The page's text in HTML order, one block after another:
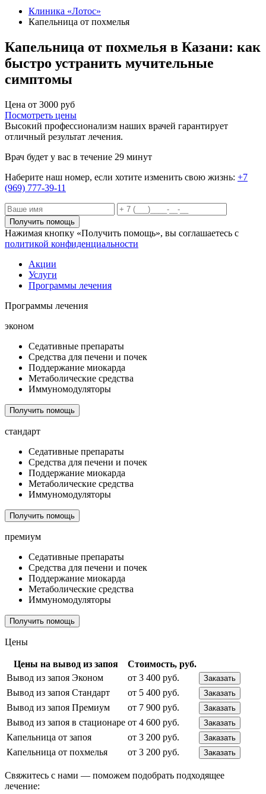
Клиника «Лотос»
Капельница от похмелья
Капельница от похмелья в Казани: как
быстро устранить мучительные
симптомы
Цена от 3000 руб
Посмотреть цены
Высокий профессионализм наших врачей гарантирует
отличный результат лечения.
Врач будет у вас в течение 29 минут
Наберите наш номер, если хотите изменить свою жизнь: +7
(969) 777-39-11
Получить помощь
Нажимая кнопку «Получить помощь», вы соглашаетесь с
политикой конфиденциальности
Акции
Услуги
Программы лечения
Программы лечения
эконом
Седативные препараты
Средства для печени и почек
Поддержание миокарда
Метаболические средства
Иммуномодуляторы
Получить помощь
стандарт
Седативные препараты
Средства для печени и почек
Поддержание миокарда
Метаболические средства
Иммуномодуляторы
Получить помощь
премиум
Седативные препараты
Средства для печени и почек
Поддержание миокарда
Метаболические средства
Иммуномодуляторы
Получить помощь
Цены
Цены на вывод из запоя
Стоимость, руб.
Вывод из запоя Эконом
от 3 400 руб. Заказать
Вывод из запоя Стандарт от 5 400 руб. Заказать
Вывод из запоя Премиум от 7 900 руб. Заказать
Вывод из запоя в стационаре от 4 600 руб. Заказать
Капельница от запоя от 3 200 руб. Заказать
Капельница от похмелья от 3 200 руб. Заказать
Свяжитесь с нами — поможем подобрать подходящее
лечение: